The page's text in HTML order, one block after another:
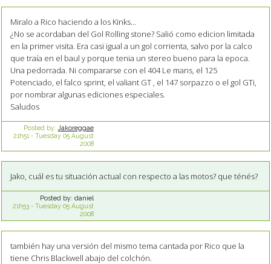
Miralo a Rico haciendo a los Kinks...
¿No se acordaban del Gol Rolling stone? Salió como edicion limitada
en la primer visita. Era casi igual a un gol corrienta, salvo por la calco
que traía en el baul y porque tenia un stereo bueno para la epoca.
Una pedorrada. Ni compararse con el 404 Le mans, el 125
Potenciado, el falco sprint, el valiant GT , el 147 sorpazzo o el gol GTi,
por nombrar algunas ediciones especiales.
Saludos
Posted by: Jakoreggae
21h51- Tuesday 05 August
2008
Jako, cuál es tu situación actual con respecto a las motos? que ténés?
Posted by: daniel
21h53- Tuesday 05 August
2008
también hay una versión del mismo tema cantada por Rico que la
tiene Chris Blackwell abajo del colchón.